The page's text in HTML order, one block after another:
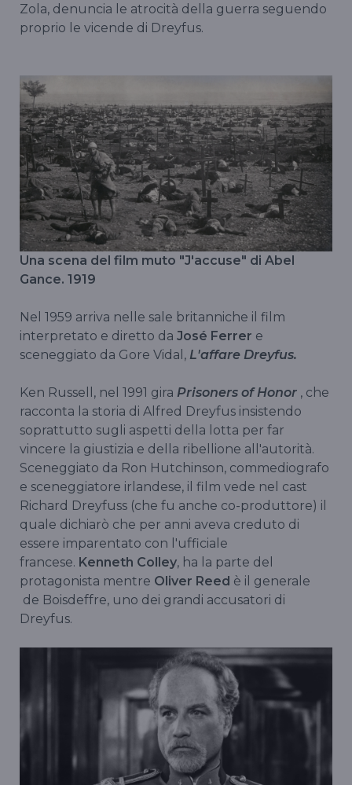
Zola, denuncia le atrocità della guerra seguendo
proprio le vicende di Dreyfus.
Una scena del film muto "J'accuse" di Abel
Gance. 1919
Nel 1959 arriva nelle sale britanniche il film
interpretato e diretto da José Ferrer e
sceneggiato da Gore Vidal, L'affare Dreyfus.
Ken Russell, nel 1991 gira Prisoners of Honor , che
racconta la storia di Alfred Dreyfus insistendo
soprattutto sugli aspetti della lotta per far
vincere la giustizia e della ribellione all'autorità.
Sceneggiato da Ron Hutchinson, commediografo
e sceneggiatore irlandese, il film vede nel cast
Richard Dreyfuss (che fu anche co-produttore) il
quale dichiarò che per anni aveva creduto di
essere imparentato con l'ufficiale
francese. Kenneth Colley, ha la parte del
protagonista mentre Oliver Reed è il generale
de Boisdeffre, uno dei grandi accusatori di
Dreyfus.